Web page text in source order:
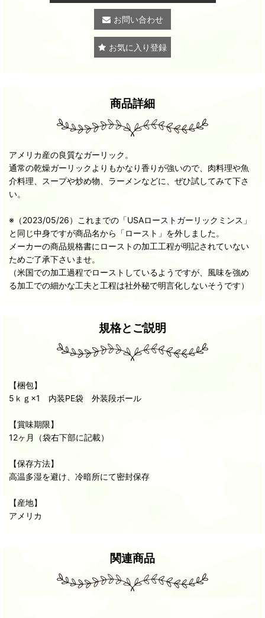
お問い合わせ
お気に入り登録
商品詳細
アメリカ産の良質なガーリック。
通常の乾燥ガーリックよりもかなり香りが強いので、肉料理や魚
介料理、スープや炒め物、ラーメンなどに、ぜひ試してみて下さ
い。
※（2023/05/26）これまでの「USAローストガーリックミンス」
と同じ中身ですが商品名から「ロースト」を外しました。
メーカーの商品規格書にローストの加工工程が明記されていない
ためご了承下さいませ。
（米国での加工過程でローストしているようですが、風味を強め
る加工での細かな工夫と工程は社外秘で明言化しないそうです）
規格とご説明
【梱包】
5ｋｇ×1 内装PE袋 外装段ボール
【賞味期限】
12ヶ月（袋右下部に記載）
【保存方法】
高温多湿を避け、冷暗所にて密封保存
【産地】
アメリカ
関連商品